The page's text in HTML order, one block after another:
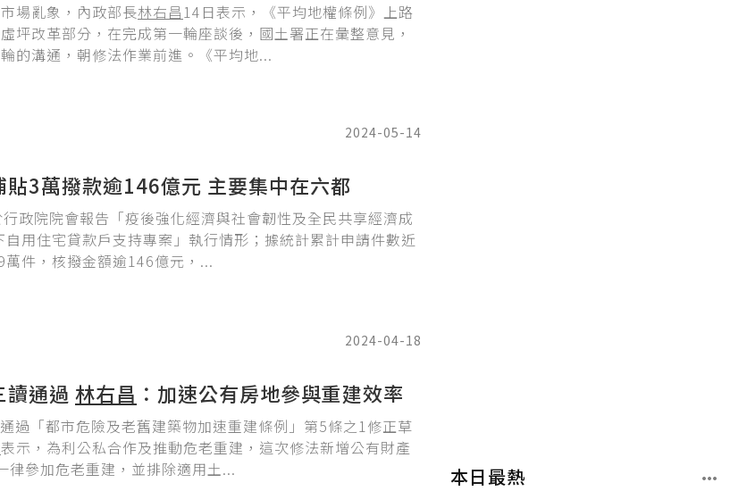
場亂象，內政部長林右昌14日表示，《平均地權條例》上路
坪改革部分，在完成第一輪座談後，國土署正在彙整意見，
的溝通，朝修法作業前進。《平均地...
2024-05-14
貼3萬撥款逾146億元 主要集中在六都
政院院會報告「疫後強化經濟與社會韌性及全民共享經濟成
用住宅貸款戶支持專案」執行情形；據統計累計申請件數近
件，核撥金額逾146億元，...
2024-04-18
讀通過 林右昌 ：加速公有房地參與重建效率
過「都市危險及老舊建築物加速重建條例」第5條之1修正草
表示，為利公私合作及推動危老重建，這次修法新增公有財產
律參加危老重建，並排除適用土...
本日最熱